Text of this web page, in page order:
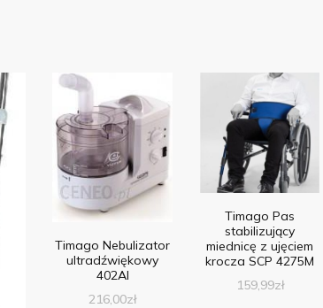
Timago Nebulizator
ultradźwiękowy
402AI
216,00zł
Timago Pas
stabilizujący
miednicę z ujęciem
krocza SCP 4275M
159,99zł